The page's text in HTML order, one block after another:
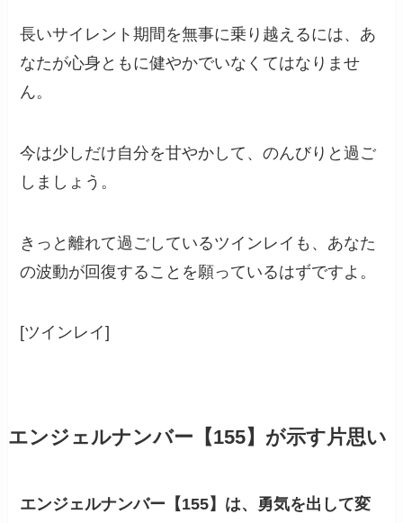
長いサイレント期間を無事に乗り越えるには、あ
なたが心身ともに健やかでいなくてはなりませ
ん。
今は少しだけ自分を甘やかして、のんびりと過ご
しましょう。
きっと離れて過ごしているツインレイも、あなた
の波動が回復することを願っているはずですよ。
[ツインレイ]
エンジェルナンバー【155】が示す片思い
エンジェルナンバー【155】は、勇気を出して変